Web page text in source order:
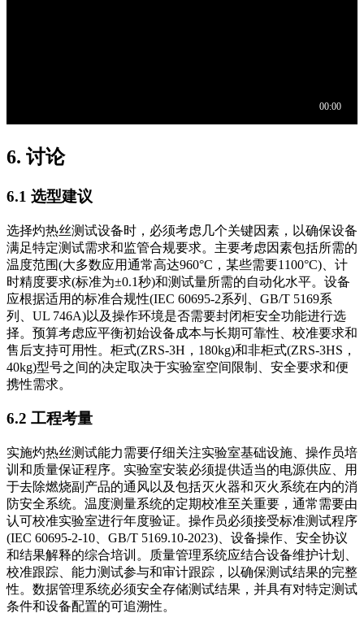
6. 讨论
6.1 选型建议
选择灼热丝测试设备时，必须考虑几个关键因素，以确保设备
满足特定测试需求和监管合规要求。主要考虑因素包括所需的
温度范围(大多数应用通常高达960°C，某些需要1100°C)、计
时精度要求(标准为±0.1秒)和测试量所需的自动化水平。设备
应根据适用的标准合规性(IEC 60695-2系列、GB/T 5169系
列、UL 746A)以及操作环境是否需要封闭柜安全功能进行选
择。预算考虑应平衡初始设备成本与长期可靠性、校准要求和
售后支持可用性。柜式(ZRS-3H，180kg)和非柜式(ZRS-3HS，
40kg)型号之间的决定取决于实验室空间限制、安全要求和便
携性需求。
6.2 工程考量
实施灼热丝测试能力需要仔细关注实验室基础设施、操作员培
训和质量保证程序。实验室安装必须提供适当的电源供应、用
于去除燃烧副产品的通风以及包括灭火器和灭火系统在内的消
防安全系统。温度测量系统的定期校准至关重要，通常需要由
认可校准实验室进行年度验证。操作员必须接受标准测试程序
(IEC 60695-2-10、GB/T 5169.10-2023)、设备操作、安全协议
和结果解释的综合培训。质量管理系统应结合设备维护计划、
校准跟踪、能力测试参与和审计跟踪，以确保测试结果的完整
性。数据管理系统必须安全存储测试结果，并具有对特定测试
条件和设备配置的可追溯性。